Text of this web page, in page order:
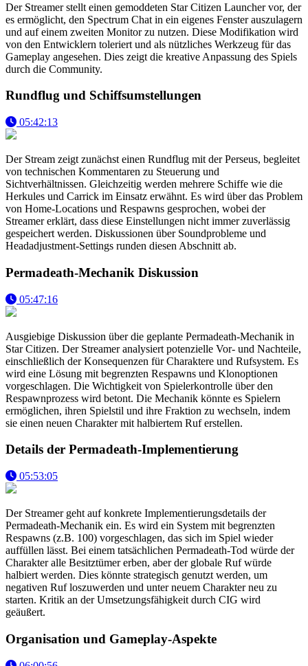
Der Streamer stellt einen gemoddeten Star Citizen Launcher vor, der
es ermöglicht, den Spectrum Chat in ein eigenes Fenster auszulagern
und auf einem zweiten Monitor zu nutzen. Diese Modifikation wird
von den Entwicklern toleriert und als nützliches Werkzeug für das
Gameplay angesehen. Dies zeigt die kreative Anpassung des Spiels
durch die Community.
Rundflug und Schiffsumstellungen
05:42:13
Der Stream zeigt zunächst einen Rundflug mit der Perseus, begleitet
von technischen Kommentaren zu Steuerung und
Sichtverhältnissen. Gleichzeitig werden mehrere Schiffe wie die
Herkules und Carrick im Einsatz erwähnt. Es wird über das Problem
von Home-Locations und Respawns gesprochen, wobei der
Streamer erklärt, dass diese Einstellungen nicht immer zuverlässig
gespeichert werden. Diskussionen über Soundprobleme und
Headadjustment-Settings runden diesen Abschnitt ab.
Permadeath-Mechanik Diskussion
05:47:16
Ausgiebige Diskussion über die geplante Permadeath-Mechanik in
Star Citizen. Der Streamer analysiert potenzielle Vor- und Nachteile,
einschließlich der Konsequenzen für Charaktere und Rufsystem. Es
wird eine Lösung mit begrenzten Respawns und Klonoptionen
vorgeschlagen. Die Wichtigkeit von Spielerkontrolle über den
Respawnprozess wird betont. Die Mechanik könnte es Spielern
ermöglichen, ihren Spielstil und ihre Fraktion zu wechseln, indem
sie einen neuen Charakter mit halbiertem Ruf erstellen.
Details der Permadeath-Implementierung
05:53:05
Der Streamer geht auf konkrete Implementierungsdetails der
Permadeath-Mechanik ein. Es wird ein System mit begrenzten
Respawns (z.B. 100) vorgeschlagen, das sich im Spiel wieder
auffüllen lässt. Bei einem tatsächlichen Permadeath-Tod würde der
Charakter alle Besitztümer erben, aber der globale Ruf würde
halbiert werden. Dies könnte strategisch genutzt werden, um
negativen Ruf loszuwerden und unter neuem Charakter neu zu
starten. Kritik an der Umsetzungsfähigkeit durch CIG wird
geäußert.
Organisation und Gameplay-Aspekte